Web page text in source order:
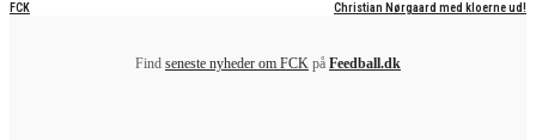
FCK
Christian Nørgaard med kloerne ud!
Find seneste nyheder om FCK på Feedball.dk